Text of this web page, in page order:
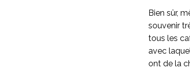
Bien sûr,
souvenir
tous les
avec
ont de la